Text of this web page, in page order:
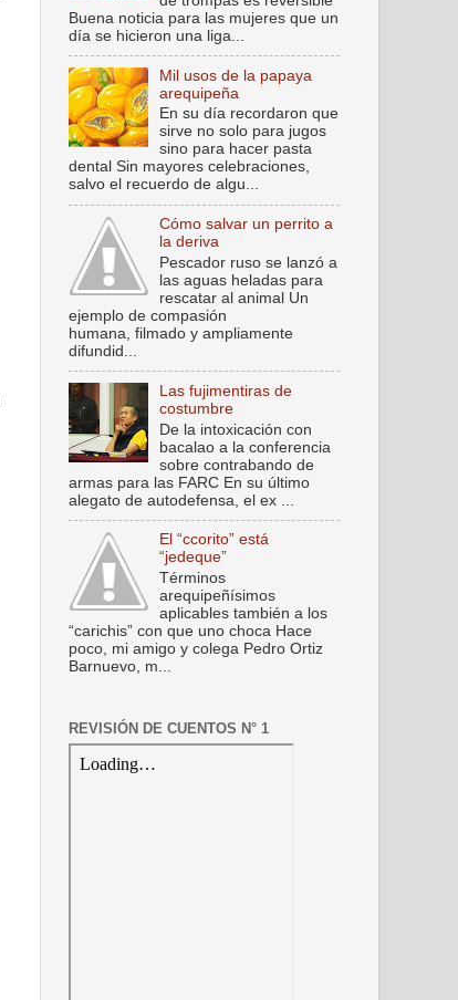
Buena noticia para las mujeres que un
día se hicieron una liga...
Mil usos de la papaya
arequipeña
En su día recordaron que
sirve no solo para jugos
sino para hacer pasta
dental Sin mayores celebraciones,
salvo el recuerdo de algu...
Cómo salvar un perrito a
la deriva
Pescador ruso se lanzó a
las aguas heladas para
rescatar al animal Un
ejemplo de compasión
humana, filmado y ampliamente
difundid...
Las fujimentiras de
costumbre
De la intoxicación con
bacalao a la conferencia
sobre contrabando de
armas para las FARC En su último
alegato de autodefensa, el ex ...
El “ccorito” está
“jedeque”
Términos
arequipeñísimos
aplicables también a los
“carichis” con que uno choca Hace
poco, mi amigo y colega Pedro Ortiz
Barnuevo, m...
REVISIÓN DE CUENTOS N° 1